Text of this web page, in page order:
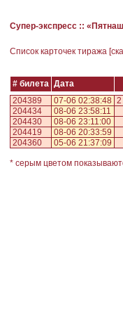
Супер-экспресс ::
Cписок карточек тиража [
# билета Дата
204389
07-06 02:38:48 2
204434
08-06 23:58:11
204430
08-06 23:11:00
204419
08-06 20:33:59
204360
05-06 21:37:09
* серым цветом